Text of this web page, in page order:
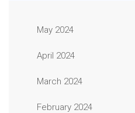
May 2024
April 2024
March 2024
February 2024